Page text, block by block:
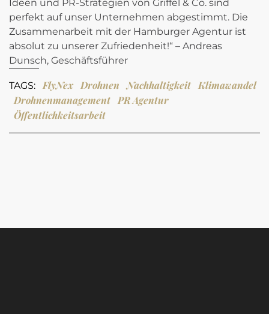
Ideen und PR-Strategien von Griffel & Co. sind
perfekt auf unser Unternehmen abgestimmt. Die
Zusammenarbeit mit der Hamburger Agentur ist
absolut zu unserer Zufriedenheit!“ – Andreas
Dunsch, Geschäftsführer
TAGS: FlyNex Drohnen Nachhaltigkeit Klimawandel
Drohnenmanagement PR Agentur
Öffentlichkeitsarbeit